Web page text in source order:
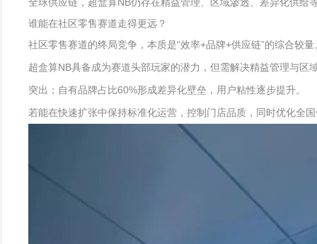
谁能在社区零售赛道走得更远？
社区零售赛道的终局竞争，本质是“效率+品牌+供应链”的综合较
超盒算NB具备成为赛道头部玩家的潜力，但需解决精益管理与
突出；自有品牌占比60%形成差异化壁垒，用户粘性逐步提升。
若能在快速扩张中保持标准化运营，控制门店品质，同时优化全